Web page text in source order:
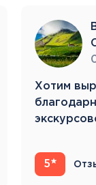
Хотим
5